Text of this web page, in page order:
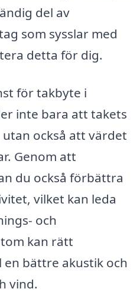
del av
som sysslar med
detta för dig.
för takbyte i
inte bara att takets
också att värdet
Genom att
du också förbättra
vilket kan leda
och
kan rätt
bättre akustik och
vind.